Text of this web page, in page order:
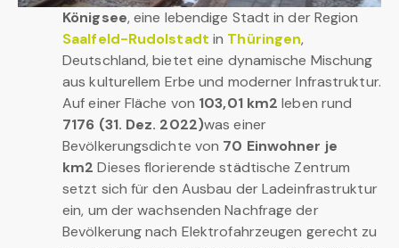
Königsee, eine lebendige Stadt in der Region
Saalfeld-Rudolstadt in Thüringen,
Deutschland, bietet eine dynamische Mischung
aus kulturellem Erbe und moderner Infrastruktur.
Auf einer Fläche von 103,01 km2 leben rund
7176 (31. Dez. 2022)was einer
Bevölkerungsdichte von 70 Einwohner je
km2 Dieses florierende städtische Zentrum
setzt sich für den Ausbau der Ladeinfrastruktur
ein, um der wachsenden Nachfrage der
Bevölkerung nach Elektrofahrzeugen gerecht zu